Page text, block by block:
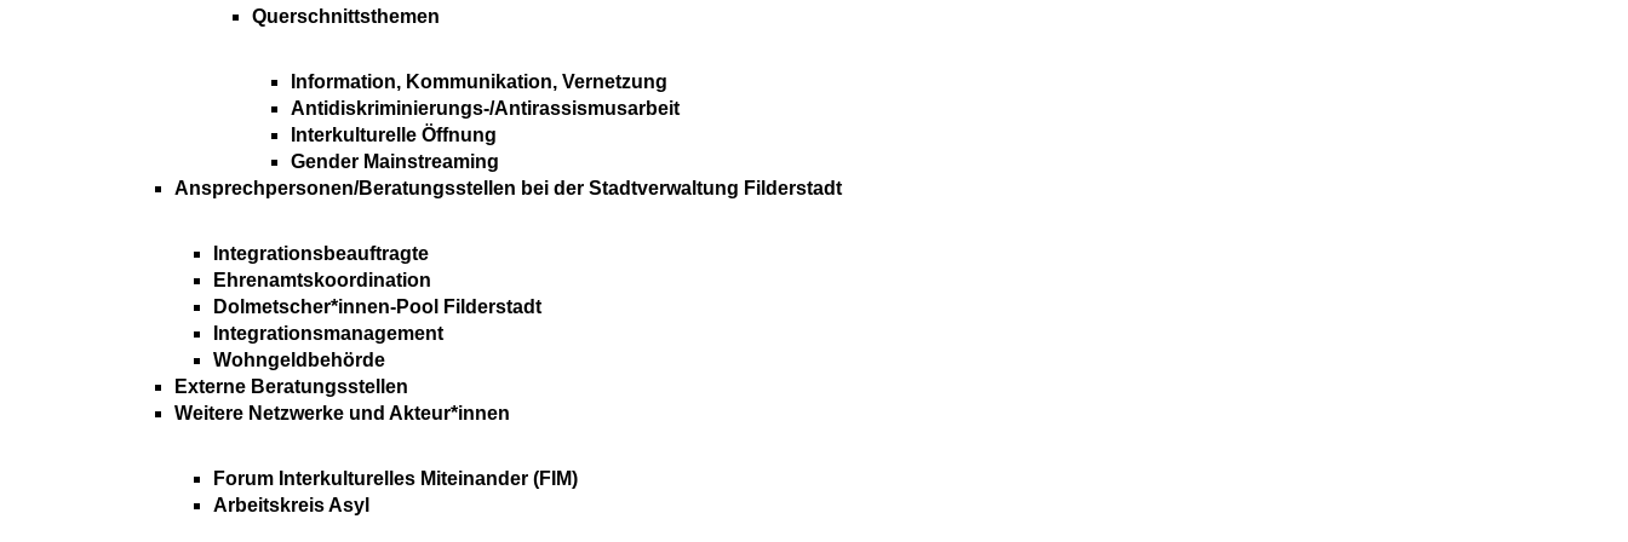
Querschnittsthemen
Information, Kommunikation, Vernetzung
Antidiskriminierungs-/Antirassismusarbeit
Interkulturelle Öffnung
Gender Mainstreaming
Ansprechpersonen/Beratungsstellen bei der Stadtverwaltung Filderstadt
Integrationsbeauftragte
Ehrenamtskoordination
Dolmetscher*innen-Pool Filderstadt
Integrationsmanagement
Wohngeldbehörde
Externe Beratungsstellen
Weitere Netzwerke und Akteur*innen
Forum Interkulturelles Miteinander (FIM)
Arbeitskreis Asyl